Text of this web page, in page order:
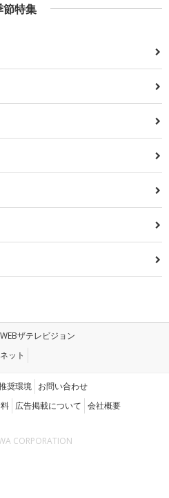
節特集
WEBザテレビジョン
ット
奨環境 お問い合わせ
広告掲載について 会社概要
CORPORATION